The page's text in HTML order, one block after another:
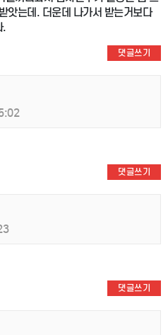
앗는데. 더운데 나가서 받는거보다
.
댓글쓰기
댓글쓰기
댓글쓰기